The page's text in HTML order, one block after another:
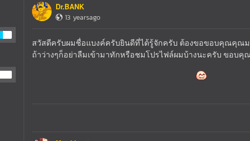
Dr.BANK
13 yearsago
สวัสดีครับผมชื่อแบงค์ครับยินดีที่ได้รู้จักครับ ต้องขอขอบคุณคุณม
ถ้าว่างๆก็อย่าลืมเข้ามาทักหรือชมโปรไฟล์ผมบ้างนะครับ ขอบคุ